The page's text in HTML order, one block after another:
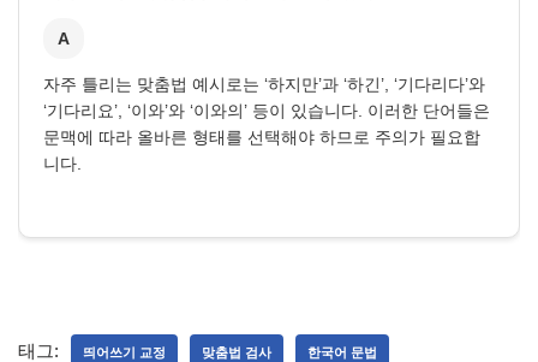
A
자주 틀리는 맞춤법 예시로는 ‘하지만’과 ‘하긴’, ‘기다리다’와
‘기다리요’, ‘이와’와 ‘이와의’ 등이 있습니다. 이러한 단어들은
문맥에 따라 올바른 형태를 선택해야 하므로 주의가 필요합
니다.
태그: 띄어쓰기 교정 맞춤법 검사 한국어 문법